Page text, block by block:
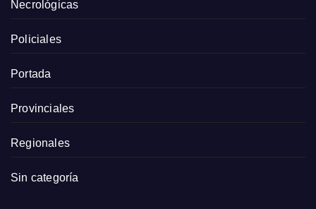
Necrológicas
Policiales
Portada
Provinciales
Regionales
Sin categoría